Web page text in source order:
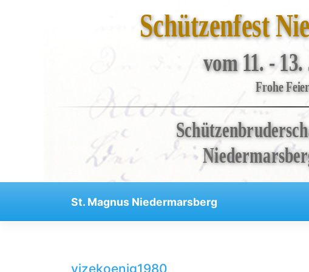
Veranstaltungen
Schützenfest
vom 11. -
Frohe
content
St. Magnus Niedermarsberg
vizekoenig1980